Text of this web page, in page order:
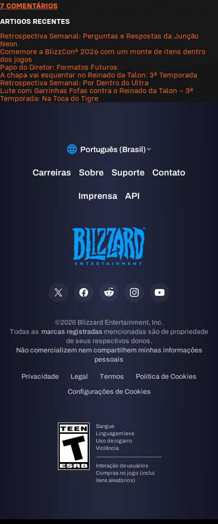
7 COMENTÁRIOS
ARTIGOS RECENTES
Retrospectiva Semanal: Perguntas e Respostas da Junção
Neon
Comemore a BlizzCon® 2026 com um monte de itens dentro
dos jogos
Papo do Diretor: Formatos Futuros
A chapa vai esquentar no Reinado da Talon: 3ª Temporada
Retrospectiva Semanal: Por Dentro do Ultra
Lute com Garrinhas Fofas contra o Reinado da Talon – 3ª
Temporada: Na Toca do Tigre